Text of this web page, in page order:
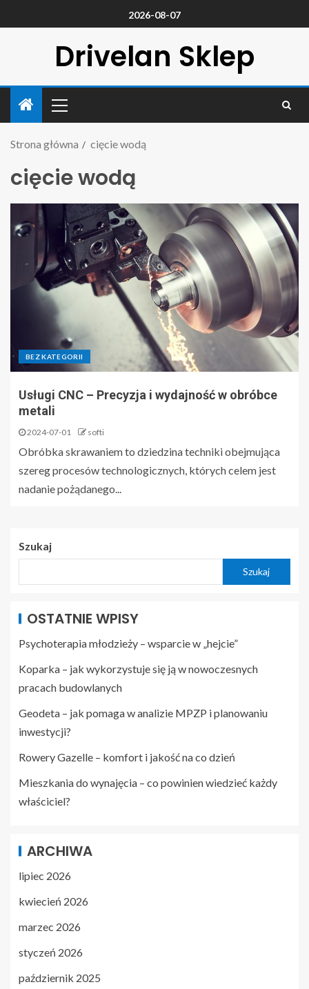
2026-08-07
Drivelan Sklep
Strona główna cięcie wodą
cięcie wodą
BEZ KATEGORII
Usługi CNC – Precyzja i wydajność w obróbce
metali
2024-07-01 softi
Obróbka skrawaniem to dziedzina techniki obejmująca
szereg procesów technologicznych, których celem jest
nadanie pożądanego...
Szukaj
Szukaj
OSTATNIE WPISY
Psychoterapia młodzieży – wsparcie w „hejcie”
Koparka – jak wykorzystuje się ją w nowoczesnych
pracach budowlanych
Geodeta – jak pomaga w analizie MPZP i planowaniu
inwestycji?
Rowery Gazelle – komfort i jakość na co dzień
Mieszkania do wynajęcia – co powinien wiedzieć każdy
właściciel?
ARCHIWA
lipiec 2026
kwiecień 2026
marzec 2026
styczeń 2026
październik 2025